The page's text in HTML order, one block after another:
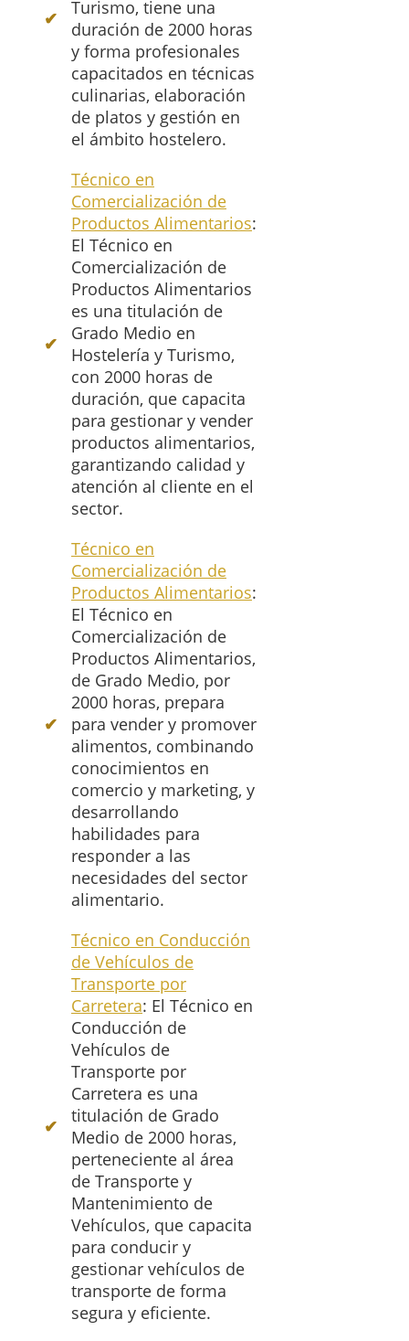
Turismo, tiene una
duración de 2000 horas
y forma profesionales
capacitados en técnicas
culinarias, elaboración
de platos y gestión en
el ámbito hostelero.
Técnico en
Comercialización de
Productos Alimentarios:
El Técnico en
Comercialización de
Productos Alimentarios
es una titulación de
Grado Medio en
Hostelería y Turismo,
con 2000 horas de
duración, que capacita
para gestionar y vender
productos alimentarios,
garantizando calidad y
atención al cliente en el
sector.
Técnico en
Comercialización de
Productos Alimentarios:
El Técnico en
Comercialización de
Productos Alimentarios,
de Grado Medio, por
2000 horas, prepara
para vender y promover
alimentos, combinando
conocimientos en
comercio y marketing, y
desarrollando
habilidades para
responder a las
necesidades del sector
alimentario.
Técnico en Conducción
de Vehículos de
Transporte por
Carretera: El Técnico en
Conducción de
Vehículos de
Transporte por
Carretera es una
titulación de Grado
Medio de 2000 horas,
perteneciente al área
de Transporte y
Mantenimiento de
Vehículos, que capacita
para conducir y
gestionar vehículos de
transporte de forma
segura y eficiente.